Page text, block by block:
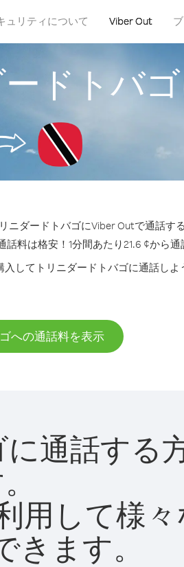
ュリティについて Viber Out
ドトバ
ダードトバゴにViber Outで通話す
料は格安！1分間あたり21.6 ¢から通
してトリニダードトバゴに通話しよ
への通話料を表示
通話する
用して様
きます。